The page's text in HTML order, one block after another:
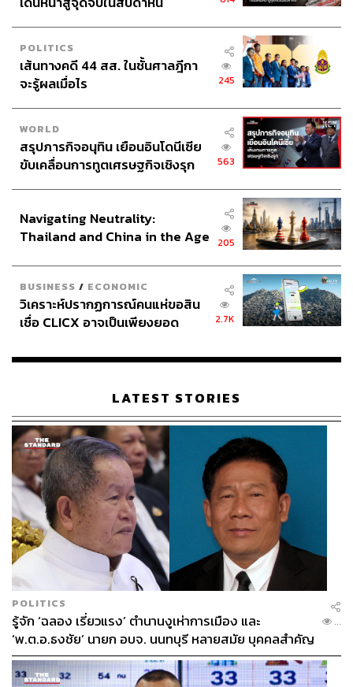
POLITICS
เส้นทางคดี 44 สส. ในชั้นศาลฎีกา
จะรู้ผลเมื่อไร
245
WORLD
สรุปภารกิจอนุทิน เยือนอินโดนีเซีย
ขับเคลื่อนการทูตเศรษฐกิจเชิงรุก
563
Navigating Neutrality:
Thailand and China in the Age
205
BUSINESS / ECONOMIC
วิเคราะห์ปรากฏการณ์คนแห่ขอสิน
เชื่อ CLICX อาจเป็นเพียงยอด
เรือนไทยที่ถูกซุกไว้
2.7K
LATEST STORIES
POLITICS
รู้จัก ‘ฉลอง เรี่ยวแรง’ ตำนานงูเห่าการเมือง และ
‘พ.ต.อ.ธงชัย’ นายก อบจ. นนทบุรี หลายสมัย บุคคลสำคัญ
ในเหตุยิง
...